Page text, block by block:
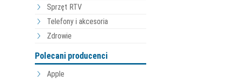
Sprzęt RTV
Telefony i akcesoria
Zdrowie
Polecani producenci
Apple